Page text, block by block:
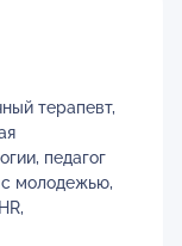
терапевт,
педагог
молодежью,